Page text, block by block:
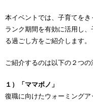
本イベントでは、子育てを
ランク期間を有効に活用し
る過ごし方をご紹介します。
ご紹介するのは以下の２つの
１）「ママボノ」
復職に向けたウォーミング